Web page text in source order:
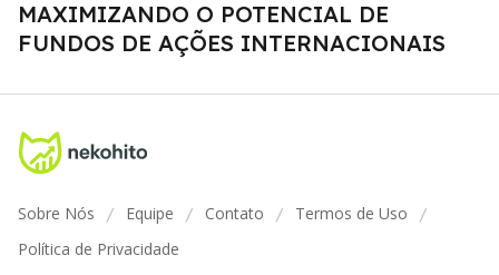
MAXIMIZANDO O POTENCIAL DE
FUNDOS DE AÇÕES INTERNACIONAIS
Sobre Nós / Equipe / Contato / Termos de Uso /
Política de Privacidade